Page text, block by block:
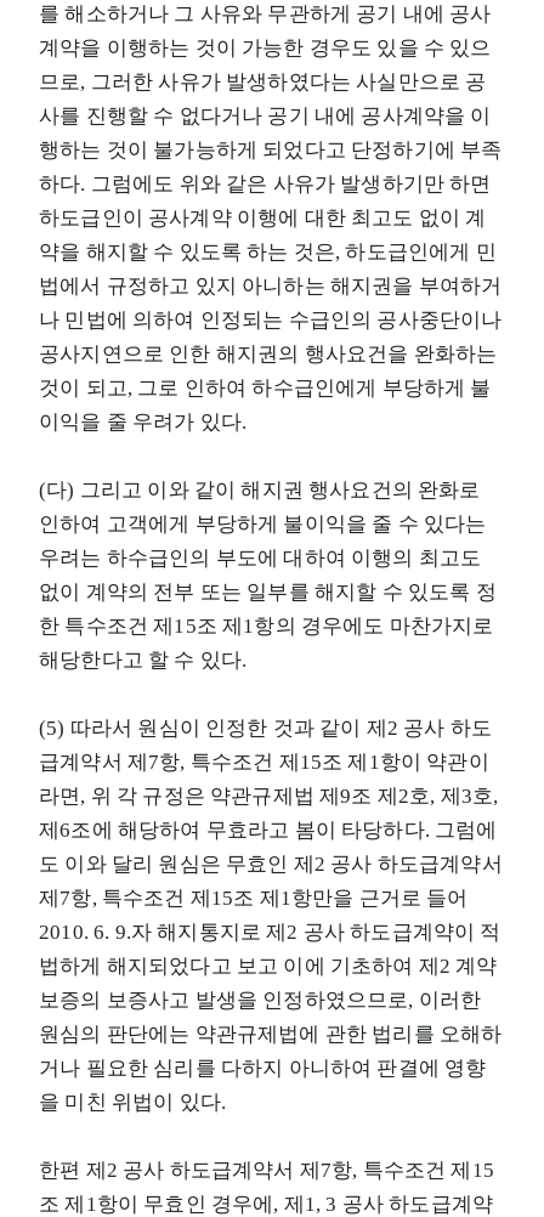
를 해소하거나 그 사유와 무관하게 공기 내에 공사
계약을 이행하는 것이 가능한 경우도 있을 수 있으
므로, 그러한 사유가 발생하였다는 사실만으로 공
사를 진행할 수 없다거나 공기 내에 공사계약을 이
행하는 것이 불가능하게 되었다고 단정하기에 부족
하다. 그럼에도 위와 같은 사유가 발생하기만 하면
하도급인이 공사계약 이행에 대한 최고도 없이 계
약을 해지할 수 있도록 하는 것은, 하도급인에게 민
법에서 규정하고 있지 아니하는 해지권을 부여하거
나 민법에 의하여 인정되는 수급인의 공사중단이나
공사지연으로 인한 해지권의 행사요건을 완화하는
것이 되고, 그로 인하여 하수급인에게 부당하게 불
이익을 줄 우려가 있다.
(다) 그리고 이와 같이 해지권 행사요건의 완화로
인하여 고객에게 부당하게 불이익을 줄 수 있다는
우려는 하수급인의 부도에 대하여 이행의 최고도
없이 계약의 전부 또는 일부를 해지할 수 있도록 정
한 특수조건 제15조 제1항의 경우에도 마찬가지로
해당한다고 할 수 있다.
(5) 따라서 원심이 인정한 것과 같이 제2 공사 하도
급계약서 제7항, 특수조건 제15조 제1항이 약관이
라면, 위 각 규정은 약관규제법 제9조 제2호, 제3호,
제6조에 해당하여 무효라고 봄이 타당하다. 그럼에
도 이와 달리 원심은 무효인 제2 공사 하도급계약서
제7항, 특수조건 제15조 제1항만을 근거로 들어
2010. 6. 9.자 해지통지로 제2 공사 하도급계약이 적
법하게 해지되었다고 보고 이에 기초하여 제2 계약
보증의 보증사고 발생을 인정하였으므로, 이러한
원심의 판단에는 약관규제법에 관한 법리를 오해하
거나 필요한 심리를 다하지 아니하여 판결에 영향
을 미친 위법이 있다.
한편 제2 공사 하도급계약서 제7항, 특수조건 제15
조 제1항이 무효인 경우에, 제1, 3 공사 하도급계약